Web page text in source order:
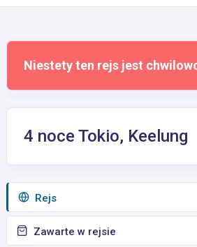
Niestety ten rejs jest
4 noce Tokio, Keelung
Rejs
Zawarte w rejsie